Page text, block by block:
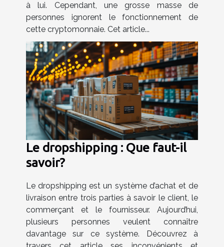
à lui. Cependant, une grosse masse de
personnes ignorent le fonctionnement de
cette cryptomonnaie. Cet article...
Le dropshipping : Que faut-il
savoir?
Le dropshipping est un système d’achat et de
livraison entre trois parties à savoir le client, le
commerçant et le fournisseur. Aujourd’hui,
plusieurs personnes veulent connaître
davantage sur ce système. Découvrez à